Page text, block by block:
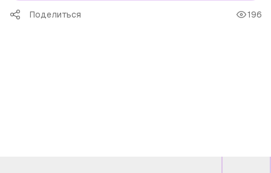
Поделиться 196